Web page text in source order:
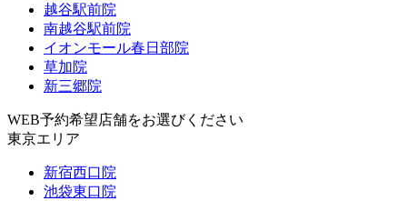
越谷駅前院
南越谷駅前院
イオンモール春日部院
草加院
新三郷院
WEB予約希望店舗をお選びください
東京エリア
新宿西口院
池袋東口院